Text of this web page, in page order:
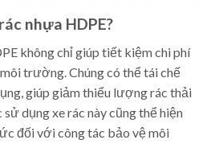
nhựa HDPE?
không chỉ giúp tiết kiệm chi phí
trường. Chúng có thể tái chế
giúp giảm thiểu lượng rác thải
dụng xe rác này cũng thể hiện
đối với công tác bảo vệ môi